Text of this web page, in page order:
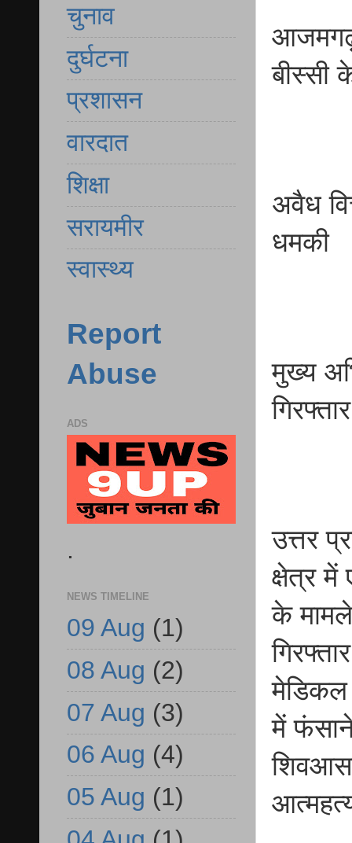
बीस्सी
अवैध
धमकी
मुख्य
गिरफ्तार
उत्तर
क्षेत्र
के
मेडिकल
में
चुनाव
दुर्घटना
प्रशासन
वारदात
शिक्षा
सरायमीर
स्वास्थ्य
Report
Abuse
ADS
.
NEWS TIMELINE
09 Aug (1)
08 Aug (2)
07 Aug (3)
06 Aug (4)
05 Aug (1)